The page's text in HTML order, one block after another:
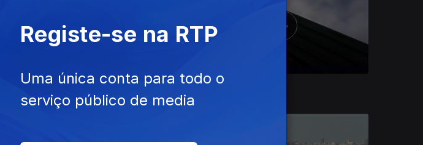
21 nov. 2024 20 nov. 2024
Registe-se na RTP
Uma única conta para todo o
serviço público de media